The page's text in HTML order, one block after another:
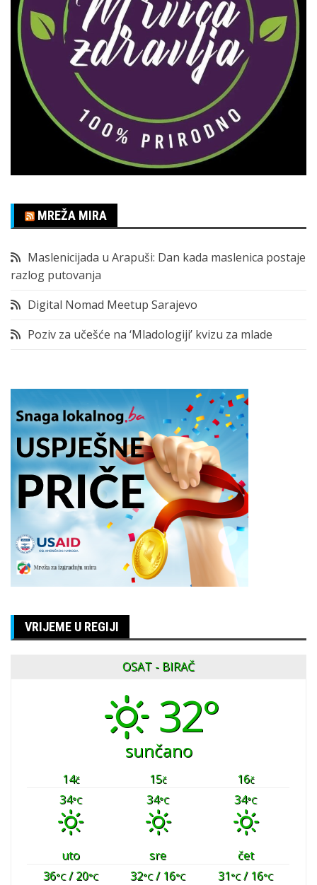
MREŽA MIRA
Maslenicijada u Arapuši: Dan kada maslenica postaje
razlog putovanja
Digital Nomad Meetup Sarajevo
Poziv za učešće na ‘Mladologiji’ kvizu za mlade
VRIJEME U REGIJI
OSAT - BIRAČ
32°
sunčano
14č 15č 16č
34°C 34°C 34°C
uto sre
čet
36°C/ 20°C 32°C/ 16°C 31°C/ 16°C